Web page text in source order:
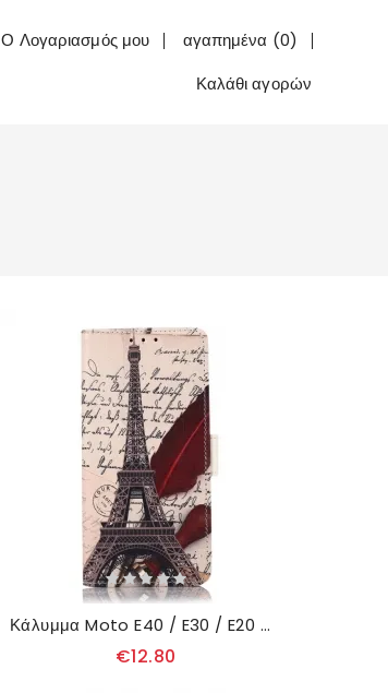
Ο Λογαριασμός μου
αγαπημένα (0)
Καλάθι αγορών
Κάλυμμα Moto E40 / E30 / E20 Πύργος Του Άιφελ Του Ποιητή
€12.80